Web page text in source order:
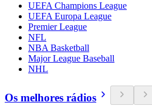
UEFA Champions League
UEFA Europa League
Premier League
NFL
NBA Basketball
Major League Baseball
NHL
Os melhores rádios